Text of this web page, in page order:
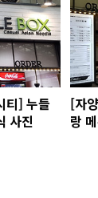
티] 누들
사진
[자
랑